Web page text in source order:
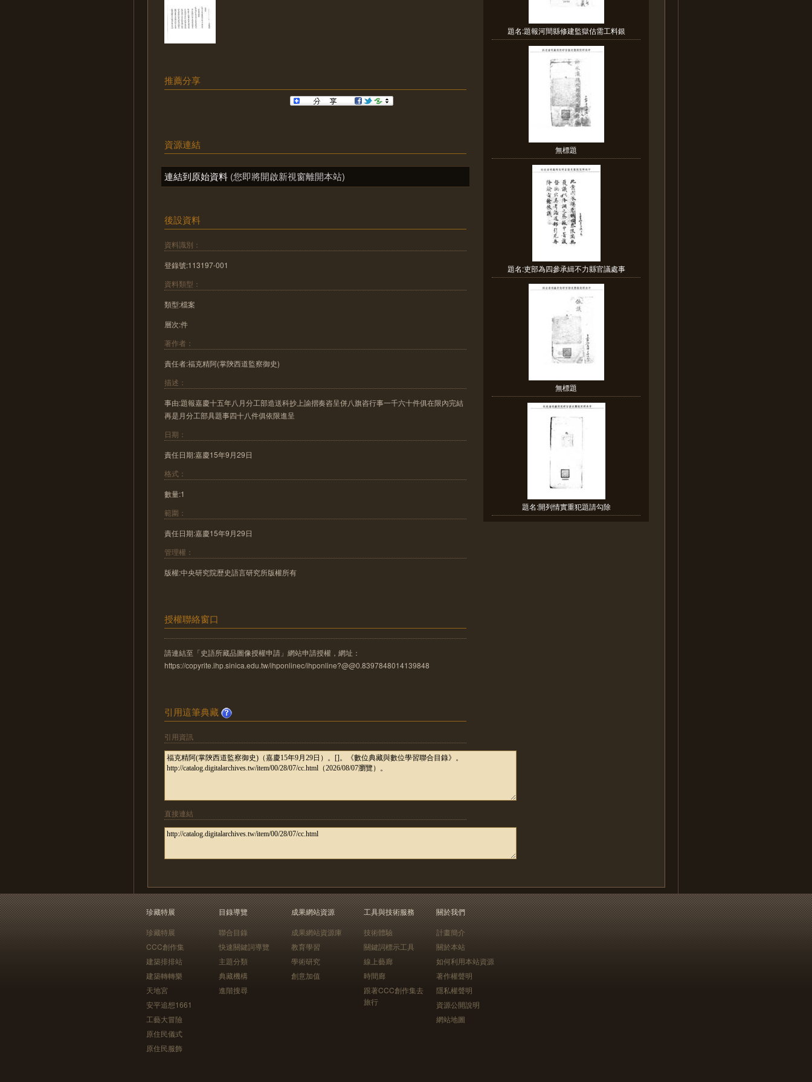
推薦分享
資源連結
連結到原始資料 (您即將開啟新視窗離開本站)
後設資料
資料識別：
登錄號:113197-001
資料類型：
類型:檔案
層次:件
著作者：
責任者:福克精阿(掌陝西道監察御史)
描述：
事由:題報嘉慶十五年八月分工部造送科抄上諭摺奏咨呈併八旗咨行事一千六十件俱在限內完結
再是月分工部具題事四十八件俱依限進呈
日期：
責任日期:嘉慶15年9月29日
格式：
數量:1
範圍：
責任日期:嘉慶15年9月29日
管理權：
版權:中央研究院歷史語言研究所版權所有
授權聯絡窗口
請連結至「史語所藏品圖像授權申請」網站申請授權，網址：
https://copyrite.ihp.sinica.edu.tw/ihponlinec/ihponline?@@0.8397848014139848
引用這筆典藏
引用資訊
直接連結
題名:題報河間縣修建監獄估需工料銀
無標題
題名:吏部為四參承緝不力縣官議處事
無標題
題名:開列情實重犯題請勾除
珍藏特展
珍藏特展
CCC創作集
建築排排站
建築轉轉樂
天地宮
安平追想1661
工藝大冒險
原住民儀式
原住民服飾
目錄導覽
聯合目錄
快速關鍵詞導覽
主題分類
典藏機構
進階搜尋
成果網站資源
成果網站資源庫
教育學習
學術研究
創意加值
工具與技術服務
技術體驗
關鍵詞標示工具
線上藝廊
時間廊
跟著CCC創作集去
旅行
關於我們
計畫簡介
關於本站
如何利用本站資源
著作權聲明
隱私權聲明
資源公開說明
網站地圖